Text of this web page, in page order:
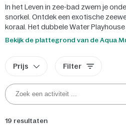
In het Leven in zee-bad zwem je
snorkel. Ontdek een exotische
koraal. Het dubbele Water
fonteinen en glijbanen is
Bekijk de plattegrond van de Aqua
Prijs Filter
19 resultaten